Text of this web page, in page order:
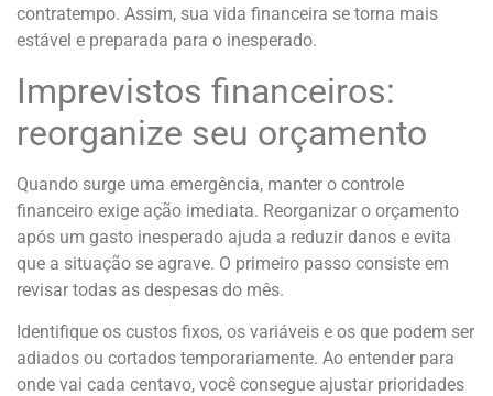
contratempo. Assim, sua vida financeira se torna mais
estável e preparada para o inesperado.
Imprevistos financeiros:
reorganize seu orçamento
Quando surge uma emergência, manter o controle
financeiro exige ação imediata. Reorganizar o orçamento
após um gasto inesperado ajuda a reduzir danos e evita
que a situação se agrave. O primeiro passo consiste em
revisar todas as despesas do mês.
Identifique os custos fixos, os variáveis e os que podem ser
adiados ou cortados temporariamente. Ao entender para
onde vai cada centavo, você consegue ajustar prioridades